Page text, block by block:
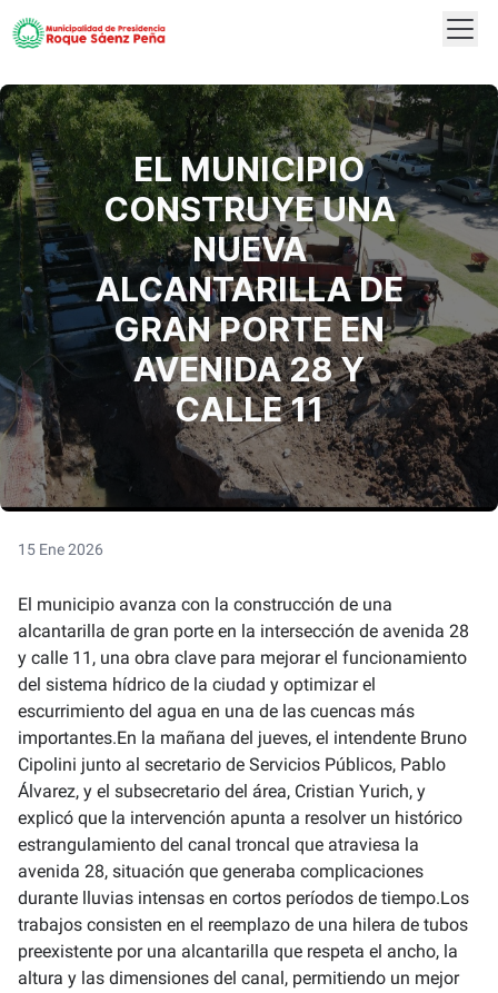
EL MUNICIPIO
CONSTRUYE UNA
NUEVA
ALCANTARILLA DE
GRAN PORTE EN
AVENIDA 28 Y
CALLE 11
15 Ene 2026
El municipio avanza con la construcción de una
alcantarilla de gran porte en la intersección de avenida 28
y calle 11, una obra clave para mejorar el funcionamiento
del sistema hídrico de la ciudad y optimizar el
escurrimiento del agua en una de las cuencas más
importantes.En la mañana del jueves, el intendente Bruno
Cipolini junto al secretario de Servicios Públicos, Pablo
Álvarez, y el subsecretario del área, Cristian Yurich, y
explicó que la intervención apunta a resolver un histórico
estrangulamiento del canal troncal que atraviesa la
avenida 28, situación que generaba complicaciones
durante lluvias intensas en cortos períodos de tiempo.Los
trabajos consisten en el reemplazo de una hilera de tubos
preexistente por una alcantarilla que respeta el ancho, la
altura y las dimensiones del canal, permitiendo un mejor